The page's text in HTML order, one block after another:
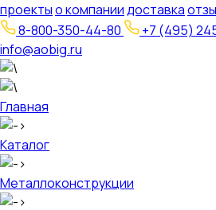
проектыо компаниидоставка
8-800-350-44-80
+7 (495)
info@aobig.ru
Главная
Каталог
Металлоконструкции